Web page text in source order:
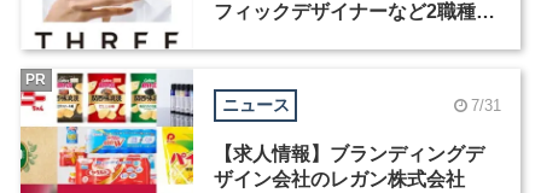
フィックデザイナーなど2職種を
ニュース 7/31
【求人情報】ブランディングデ
ザイン会社のレガン株式会社
PR